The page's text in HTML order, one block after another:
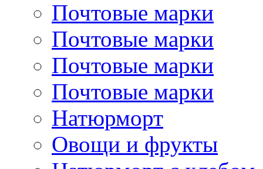
Почтовые марки
Почтовые марки
Почтовые марки
Почтовые марки
Натюрморт
Овощи и фрукты